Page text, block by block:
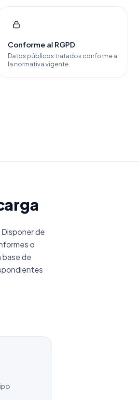
Conforme al RGPD
Datos públicos tratados conforme a
la normativa vigente.
de
o
base de